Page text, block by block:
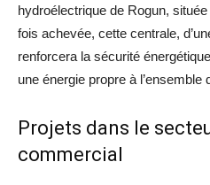
hydroélectrique de Rogun,
fois achevée, cette centrale,
renforcera la sécurité
une énergie propre à l’ensemble
Projets dans le
commercial